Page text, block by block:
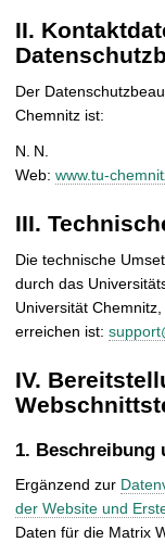
II.
Der
Chemnitz ist:
N. N.
Web: www.tu-
III.
Die technische
durch das
Universität
erreichen ist:
IV.
1. Beschreibung
Ergänzend zur
der Website und
Daten für die Matrix